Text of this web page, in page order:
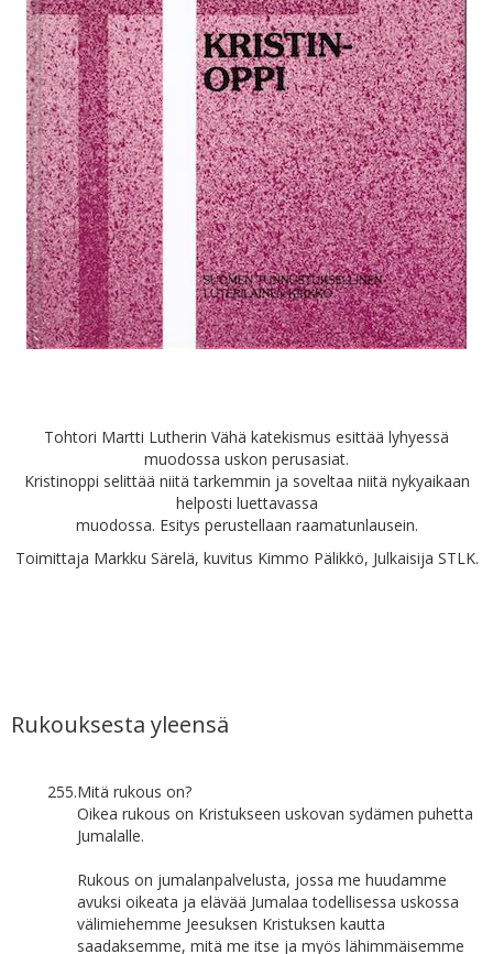
Tohtori Martti Lutherin Vähä katekismus esittää lyhyessä
muodossa uskon perusasiat.
Kristinoppi selittää niitä tarkemmin ja soveltaa niitä nykyaikaan
helposti luettavassa
muodossa. Esitys perustellaan raamatunlausein.
Toimittaja Markku Särelä, kuvitus Kimmo Pälikkö, Julkaisija STLK.
Rukouksesta yleensä
255.Mitä rukous on?
Oikea rukous on Kristukseen uskovan sydämen puhetta
Jumalalle.
Rukous on jumalanpalvelusta, jossa me huudamme
avuksi oikeata ja elävää Jumalaa todellisessa uskossa
välimiehemme Jeesuksen Kristuksen kautta
saadaksemme, mitä me itse ja myös lähimmäisemme